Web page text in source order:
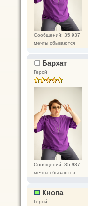
Сообщений: 35 937
мечты сбываются
Бархат
Герой
Сообщений: 35 937
мечты сбываются
Кнопа
Герой